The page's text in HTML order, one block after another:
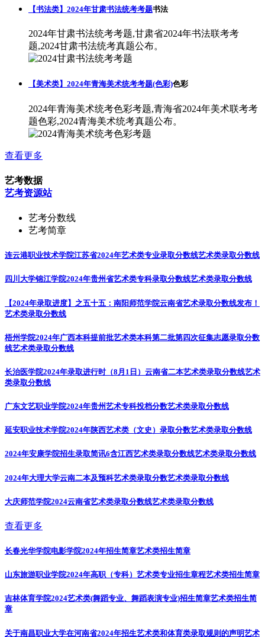
【书法类】2024年甘肃书法统考考题书法
2024年甘肃书法统考考题,甘肃省2024年书法联考考
题,2024甘肃书法统考真题公布。
【美术类】2024年青海美术统考考题(色彩)色彩
2024年青海美术统考色彩考题,青海省2024年美术联考考
题色彩,2024青海美术统考真题公布。
查看更多
艺考数据
艺考资源站
艺考分数线
艺考简章
连云港职业技术学院江苏省2024年艺术类专业录取分数线艺术类录取分数线
四川大学锦江学院2024年贵州省艺术类专科录取分数线艺术类录取分数线
【2024年录取进度】之五十五：南阳师范学院云南省艺术录取分数线发布！
艺术类录取分数线
梧州学院2024年广西本科提前批艺术类本科第二批第四次征集志愿录取分数
线艺术类录取分数线
长治医学院2024年录取进行时（8月1日）云南省二本艺术类录取分数线艺术
类录取分数线
广东文艺职业学院2024年贵州艺术专科投档分数艺术类录取分数线
延安职业技术学院2024年陕西艺术类（文史）录取分数艺术类录取分数线
2024年安康学院招生录取简讯6含江西艺术类录取分数线艺术类录取分数线
2024年大理大学云南二本及预科艺术类录取分数艺术类录取分数线
大庆师范学院2024云南省艺术类录取分数线艺术类录取分数线
查看更多
长春光华学院电影学院2024年招生简章艺术类招生简章
山东旅游职业学院2024年高职（专科）艺术类专业招生章程艺术类招生简章
吉林体育学院2024艺术类(舞蹈专业、舞蹈表演专业)招生简章艺术类招生简
章
关于南昌职业大学在河南省2024年招生艺术类和体育类录取规则的声明艺术